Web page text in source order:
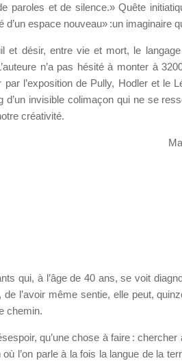
paroles et de silence.» Quête
d’un espace nouveau» :un imaginaire
désir, entre vie et mort, le langage
n’a pas hésité à monter à
l’exposition de Pully, Hodler et le
invisible colimaçon qui ne se
créativité.
qui, à l’âge de 40 ans, se voit
l’avoir même sentie, elle peut,
chemin.
qu’une chose à faire :
l’on parle à la fois la langue de la